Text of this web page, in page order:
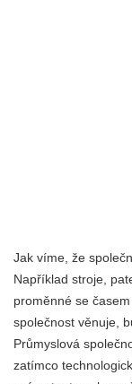
Jak víme, že
Například stroje,
proměnné se
společnost věnuje,
Průmyslová
zatímco